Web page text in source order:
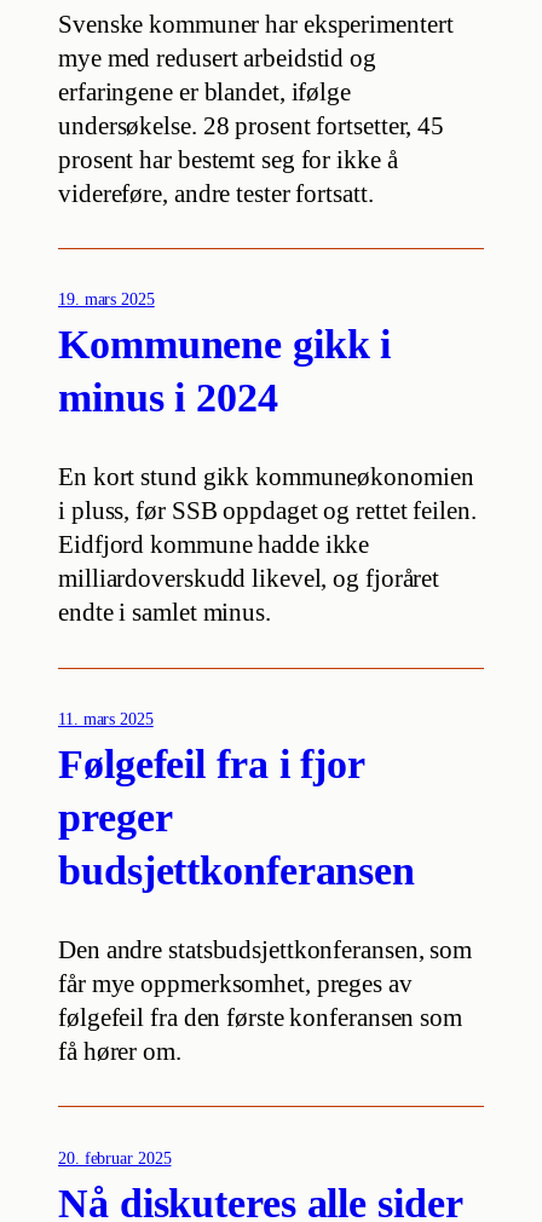
Svenske kommuner har eksperimentert
mye med redusert arbeidstid og
erfaringene er blandet, ifølge
undersøkelse. 28 prosent fortsetter, 45
prosent har bestemt seg for ikke å
videreføre, andre tester fortsatt.
19. mars 2025
Kommunene gikk i
minus i 2024
En kort stund gikk kommuneøkonomien
i pluss, før SSB oppdaget og rettet feilen.
Eidfjord kommune hadde ikke
milliardoverskudd likevel, og fjoråret
endte i samlet minus.
11. mars 2025
Følgefeil fra i fjor
preger
budsjettkonferansen
Den andre statsbudsjettkonferansen, som
får mye oppmerksomhet, preges av
følgefeil fra den første konferansen som
få hører om.
20. februar 2025
Nå diskuteres alle sider